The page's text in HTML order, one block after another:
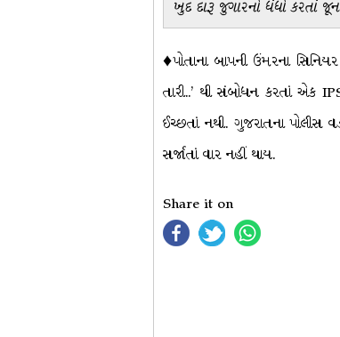
ખુદ દારૂ જુગારનો ધંધો કરતાં
♦પોતાના બાપની ઉંમરના
તારી..’ થી સંબોધન કરતાં એક
ઈચ્છતાં નથી. ગુજરાતના પોલીસ
સર્જાતાં વાર નહીં થાય.
Share it on